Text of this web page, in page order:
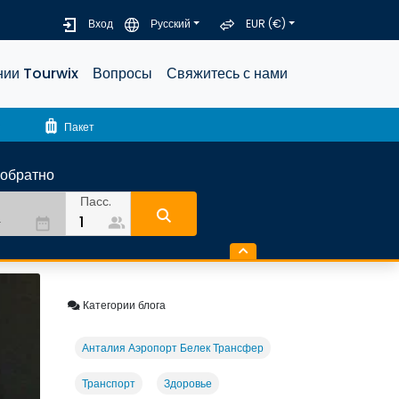
Вход Русский EUR (€)
Tourwix Вопросы Свяжитесь с нами
luggage Пакет
date_range
Пасс.
people_alt
Категории блога
Анталия Аэропорт Белек Трансфер
Транспорт Здоровье